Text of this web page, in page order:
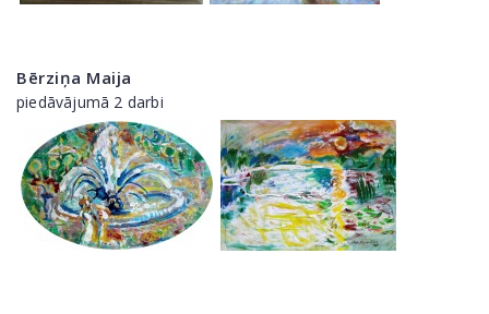
Bērziņa Maija
piedāvājumā 2 darbi